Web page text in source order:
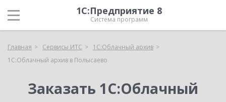
1С:Предприятие 8
Система программ
Главная Сервисы ИТС
1С:Облачный архив
1С:Облачный архив в Полысаево
Заказать 1С:Облачный